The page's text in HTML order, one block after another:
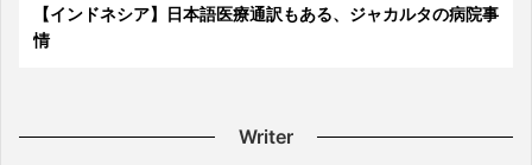
【インドネシア】日本語医療通訳もある、ジャカルタの病院事
情
Writer